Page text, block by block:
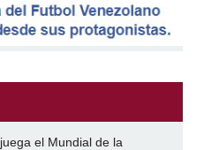
el Mundial de la